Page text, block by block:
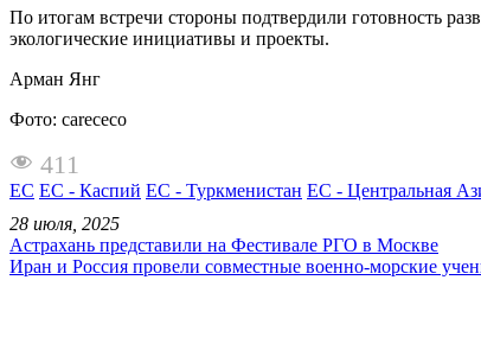
По итогам встречи стороны подтвердили готовность
экологические инициативы и проекты.
Арман Янг
Фото: carececo
411
ЕС ЕС - Каспий ЕС - Туркменистан ЕС - Центральная
28 июля, 2025
Астрахань представили на Фестивале РГО в Москве
Иран и Россия провели совместные военно-морские